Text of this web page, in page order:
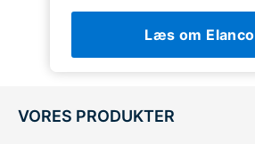
Læs om Elanco
VORES PRODUKTER